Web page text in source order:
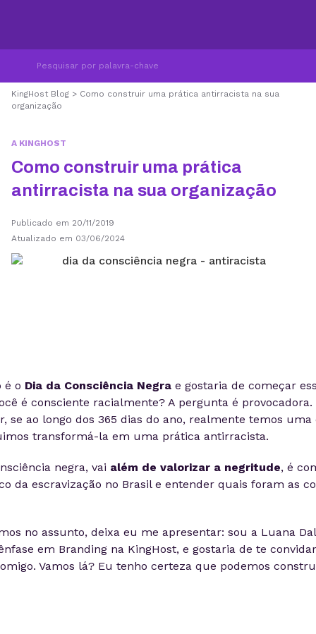
KingHost Blog > Como construir uma prática antirracista na sua
organização
A KINGHOST
Como construir uma prática
antirracista na sua organização
Publicado em 20/11/2019
Atualizado em 03/06/2024
é o Dia da Consciência Negra e gostaria de começar
é consciente racialmente? A pergunta é provocadora.
se ao longo dos 365 dias do ano, realmente temos uma
transformá-la em uma prática antirracista.
negra, vai além de valorizar a negritude, é
da escravização no Brasil e entender quais foram as
no assunto, deixa eu me apresentar: sou a Luana
em Branding na KingHost, e gostaria de te
Vamos lá? Eu tenho certeza que podemos